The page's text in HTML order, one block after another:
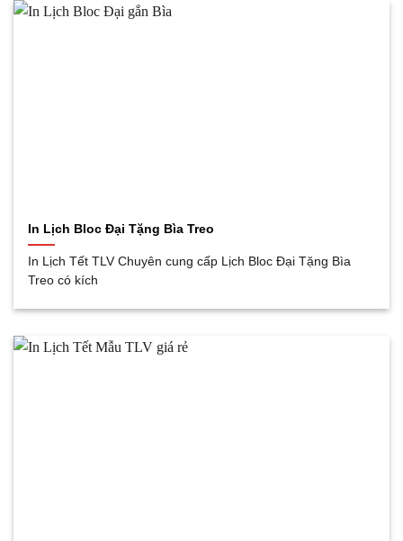
In Lịch Bloc Đại Tặng Bìa Treo
In Lịch Tết TLV Chuyên cung cấp Lịch Bloc Đại Tặng Bìa
Treo có kích